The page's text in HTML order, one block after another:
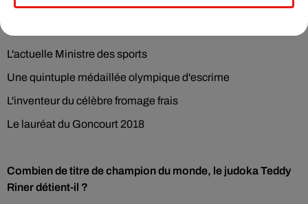
L'actuelle Ministre des sports
Une quintuple médaillée olympique d'escrime
L'inventeur du célèbre fromage frais
Le lauréat du Goncourt 2018
Combien de titre de champion du monde, le judoka Teddy
Riner détient-il ?